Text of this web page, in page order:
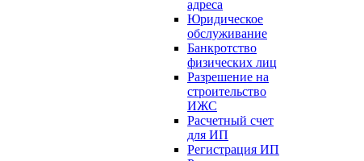
адреса
Юридическое
обслуживание
Банкротство
физических лиц
Разрешение на
строительство
ИЖС
Расчетный счет
для ИП
Регистрация ИП